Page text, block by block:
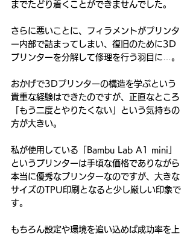
までたどり着くことができませんでした。
さらに悪いことに、フィラメントがプリンタ
ー内部で詰まってしまい、復旧のために3D
プリンターを分解して修理を行う羽目に…。
おかげで3Dプリンターの構造を学ぶという
貴重な経験はできたのですが、正直なところ
「もう二度とやりたくない」という気持ちの
方が大きい。
私が使用している「Bambu Lab A1 mini」
というプリンターは手頃な価格でありながら
本当に優秀なプリンターなのですが、大きな
サイズのTPU印刷となると少し厳しい印象で
す。
もちろん設定や環境を追い込めば成功率を上